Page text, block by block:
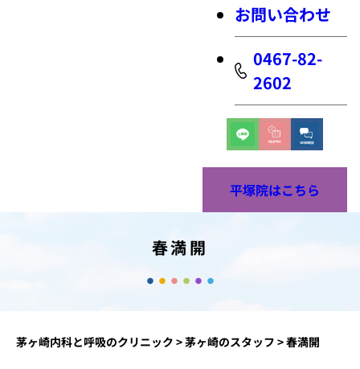
お問い合わせ
0467-82-
2602
平塚院はこちら
春満開
茅ヶ崎内科と呼吸のクリニック >茅ヶ崎のスタッフ >春満開